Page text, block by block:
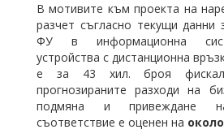
В мотивите към проекта на
разчет съгласно текущи данни
ФУ в информационна
устройства с дистанционна
е за 43 хил. броя
прогнозираните разходи на
подмяна и привеждане
съответствие е оценен на